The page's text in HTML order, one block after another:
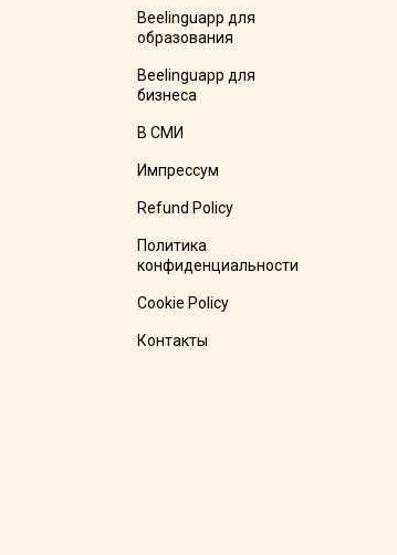
Beelinguapp для
образования
Beelinguapp для
бизнеса
В СМИ
Импрессум
Refund Policy
Политика
конфиденциальности
Cookie Policy
Контакты